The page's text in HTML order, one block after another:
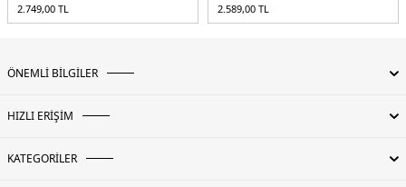
2.749,00 TL
2.589,00 TL
ÖNEMLİ BİLGİLER
HIZLI ERİŞİM
KATEGORİLER